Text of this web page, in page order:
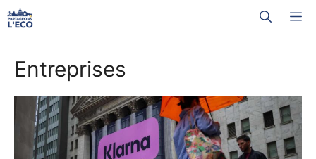
Aller
au
Entreprises